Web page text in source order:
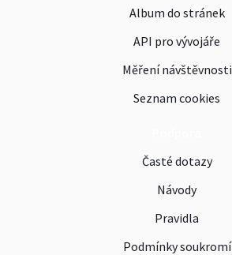
Album do stránek
API pro vývojáře
Měření návštěvnosti
Seznam cookies
Časté dotazy
Návody
Pravidla
Podmínky soukromí